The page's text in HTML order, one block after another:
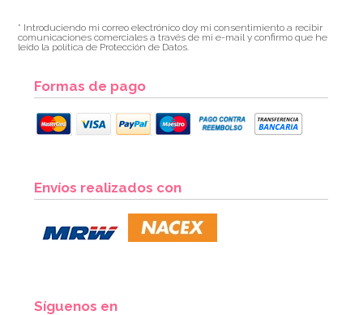
* Introduciendo mi correo electrónico doy mi consentimiento a recibir
comunicaciones comerciales a través de mi e-mail y confirmo que he
leído la política de Protección de Datos.
Formas de pago
Envíos realizados con
Síguenos en